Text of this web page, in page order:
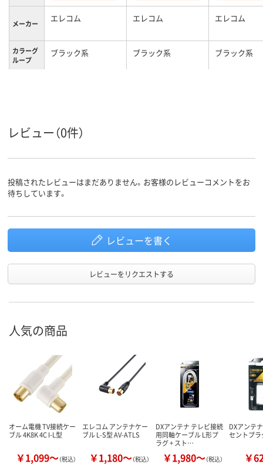
メーカー エレコム エレコム エレコム
カラーグ
ループ
ブラック系 ブラック系 ブラック系
レビュー（0件）
投稿されたレビューはまだありません。お客様のレビューコメントをお
待ちしています。
レビューを書く
レビューをリクエストする
人気の商品
オーム電機 TV接続ケー
ブル 4K8K 4C I-L型
￥1,099～（税込）
エレコム アンテナケー
ブル L-S型 AV-ATLS
￥1,180～（税込）
DXアンテナ テレビ接続
用同軸ケーブル L形プ
ラグ + スト…
￥1,980～（税込）
DXアンテ
セントプラ
￥